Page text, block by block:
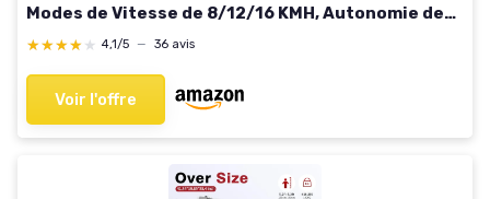
Modes de Vitesse de 8/12/16 KMH, Autonomie de
16KM pour Les Enfants 6-12 Ans (Noir)
★★★★★
★★★★★ 4,1/5 — 36 avis
Voir l'offre